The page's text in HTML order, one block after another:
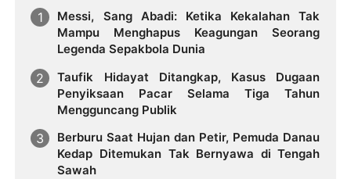
Messi, Sang Abadi: Ketika Kekalahan Tak
Mampu Menghapus Keagungan Seorang
Legenda Sepakbola Dunia
Taufik Hidayat Ditangkap, Kasus Dugaan
Penyiksaan Pacar Selama Tiga Tahun
Mengguncang Publik
Berburu Saat Hujan dan Petir, Pemuda Danau
Kedap Ditemukan Tak Bernyawa di Tengah
Sawah